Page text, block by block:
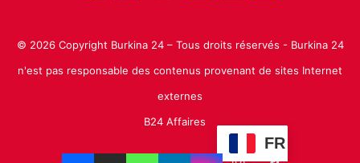
© 2026 Copyright Burkina 24 – Tous droits réservés - Burkina 24
n'est pas responsable des contenus provenant de sites Internet
externes
B24 Affaires
FR